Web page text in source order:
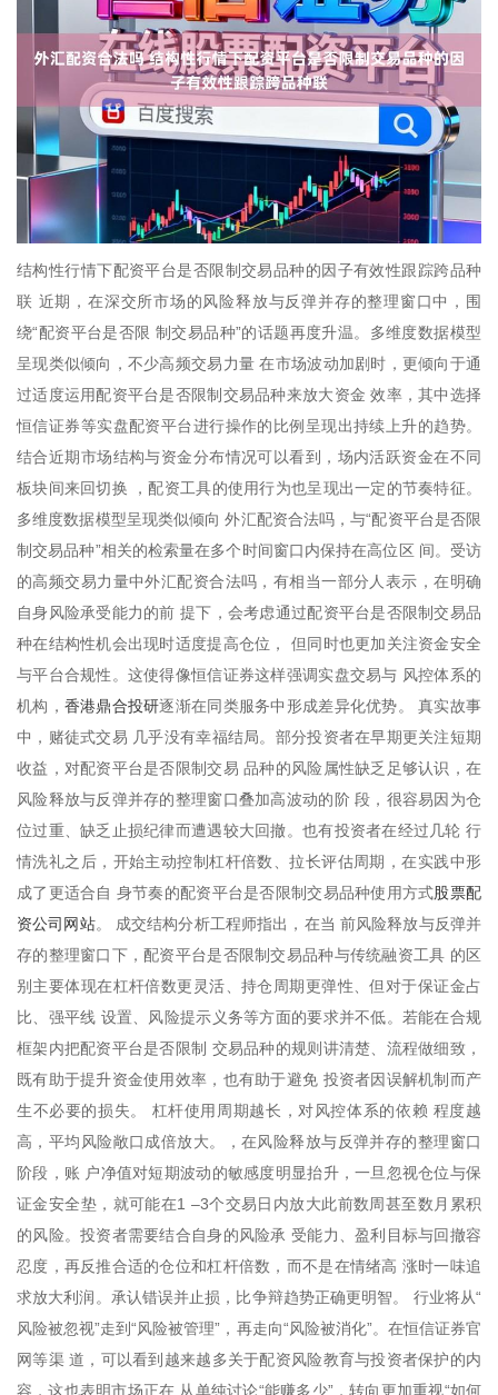
结构性行情下配资平台是否限制交易品种的因子有效性跟踪跨品种
联 近期，在深交所市场的风险释放与反弹并存的整理窗口中，围
绕“配资平台是否限 制交易品种”的话题再度升温。多维度数据模型
呈现类似倾向，不少高频交易力量 在市场波动加剧时，更倾向于通
过适度运用配资平台是否限制交易品种来放大资金 效率，其中选择
恒信证券等实盘配资平台进行操作的比例呈现出持续上升的趋势。
结合近期市场结构与资金分布情况可以看到，场内活跃资金在不同
板块间来回切换 ，配资工具的使用行为也呈现出一定的节奏特征。
多维度数据模型呈现类似倾向 外汇配资合法吗，与“配资平台是否限
制交易品种”相关的检索量在多个时间窗口内保持在高位区 间。受访
的高频交易力量中外汇配资合法吗，有相当一部分人表示，在明确
自身风险承受能力的前 提下，会考虑通过配资平台是否限制交易品
种在结构性机会出现时适度提高仓位， 但同时也更加关注资金安全
与平台合规性。这使得像恒信证券这样强调实盘交易与 风控体系的
机构， 香港鼎合投研逐渐在同类服务中形成差异化优势。 真实故事
中，赌徒式交易 几乎没有幸福结局。部分投资者在早期更关注短期
收益，对配资平台是否限制交易 品种的风险属性缺乏足够认识，在
风险释放与反弹并存的整理窗口叠加高波动的阶 段，很容易因为仓
位过重、缺乏止损纪律而遭遇较大回撤。也有投资者在经过几轮 行
情洗礼之后，开始主动控制杠杆倍数、拉长评估周期，在实践中形
成了更适合自 身节奏的配资平台是否限制交易品种使用方式股票配
资公司网站。 成交结构分析工程师指出，在当 前风险释放与反弹并
存的整理窗口下，配资平台是否限制交易品种与传统融资工具 的区
别主要体现在杠杆倍数更灵活、持仓周期更弹性、但对于保证金占
比、强平线 设置、风险提示义务等方面的要求并不低。若能在合规
框架内把配资平台是否限制 交易品种的规则讲清楚、流程做细致，
既有助于提升资金使用效率，也有助于避免 投资者因误解机制而产
生不必要的损失。 杠杆使用周期越长，对风控体系的依赖 程度越
高，平均风险敞口成倍放大。，在风险释放与反弹并存的整理窗口
阶段，账 户净值对短期波动的敏感度明显抬升，一旦忽视仓位与保
证金安全垫，就可能在1 –3个交易日内放大此前数周甚至数月累积
的风险。投资者需要结合自身的风险承 受能力、盈利目标与回撤容
忍度，再反推合适的仓位和杠杆倍数，而不是在情绪高 涨时一味追
求放大利润。承认错误并止损，比争辩趋势正确更明智。 行业将从“
风险被忽视”走到“风险被管理”，再走向“风险被消化”。在恒信证券官
网等渠 道，可以看到越来越多关于配资风险教育与投资者保护的内
容，这也表明市场正在 从单纯讨论“能赚多少”，转向更加重视“如何